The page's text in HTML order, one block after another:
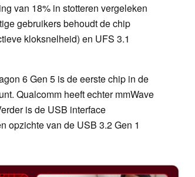
van 18% in stotteren vergeleken
gebruikers behoudt de chip
kloksnelheid) en UFS 3.1
6 Gen 5 is de eerste chip in de
Qualcomm heeft echter mmWave
is de USB interface
opzichte van de USB 3.2 Gen 1